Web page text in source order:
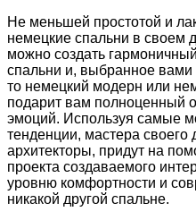
Не меньшей простотой и
немецкие спальни в своем
можно создать
спальни и, выбранное вами
то немецкий модерн или
подарит вам полноценный
эмоций. Используя самые
тенденции, мастера
архитекторы, придут на
проекта создаваемого
уровню комфортности и
никакой другой спальне.